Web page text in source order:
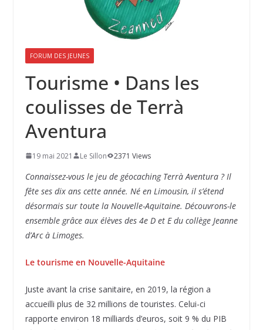
FORUM DES JEUNES
Tourisme • Dans les
coulisses de Terrà
Aventura
19 mai 2021 Le Sillon 2371 Views
Connaissez-vous le jeu de géocaching Terrà Aventura ? Il
fête ses dix ans cette année. Né en Limousin, il s’étend
désormais sur toute la Nouvelle-Aquitaine. Découvrons-le
ensemble grâce aux élèves des 4e D et E du collège Jeanne
d’Arc à Limoges.
Le tourisme en Nouvelle-Aquitaine
Juste avant la crise sanitaire, en 2019, la région a
accueilli plus de 32 millions de touristes. Celui-ci
rapporte environ 18 milliards d’euros, soit 9 % du PIB